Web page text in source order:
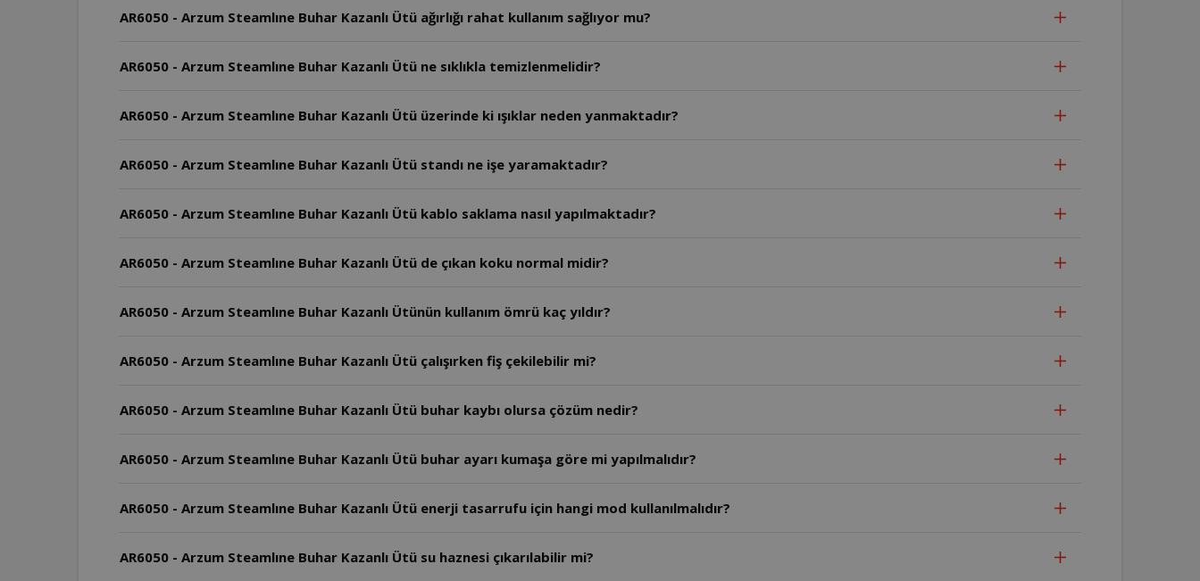
AR6050 - Arzum Steamlıne Buhar Kazanlı Ütü ağırlığı rahat kullanım sağlıyor mu?
AR6050 - Arzum Steamlıne Buhar Kazanlı Ütü ne sıklıkla temizlenmelidir?
AR6050 - Arzum Steamlıne Buhar Kazanlı Ütü üzerinde ki ışıklar neden yanmaktadır?
AR6050 - Arzum Steamlıne Buhar Kazanlı Ütü standı ne işe yaramaktadır?
AR6050 - Arzum Steamlıne Buhar Kazanlı Ütü kablo saklama nasıl yapılmaktadır?
AR6050 - Arzum Steamlıne Buhar Kazanlı Ütü de çıkan koku normal midir?
AR6050 - Arzum Steamlıne Buhar Kazanlı Ütünün kullanım ömrü kaç yıldır?
AR6050 - Arzum Steamlıne Buhar Kazanlı Ütü çalışırken fiş çekilebilir mi?
AR6050 - Arzum Steamlıne Buhar Kazanlı Ütü buhar kaybı olursa çözüm nedir?
AR6050 - Arzum Steamlıne Buhar Kazanlı Ütü buhar ayarı kumaşa göre mi yapılmalıdır?
AR6050 - Arzum Steamlıne Buhar Kazanlı Ütü enerji tasarrufu için hangi mod kullanılmalıdır?
AR6050 - Arzum Steamlıne Buhar Kazanlı Ütü su haznesi çıkarılabilir mi?